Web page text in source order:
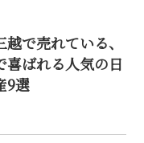
越で売れている、
喜ばれる人気の日
9選